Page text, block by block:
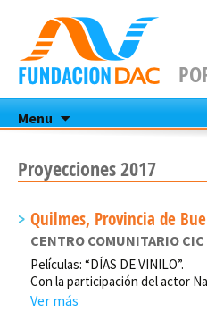
Menu
Skip
to
Proyecciones 2017
Quilmes, Provincia de
CENTRO COMUNITARIO
Películas: “DÍAS DE VINILO”.
Con la participación del actor
Ver más